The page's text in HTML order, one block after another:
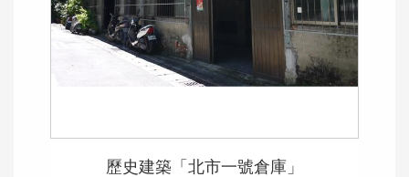
歷史建築「北市一號倉庫」